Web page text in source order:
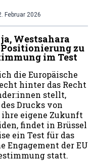
Februar 2026
Westsahara
zu
im Test
die Europäische
hinter das Recht
stellt,
Drucks von
ihre eigene Zukunft
findet in Brüssel
ein Test für das
Engagement der EU
statt.